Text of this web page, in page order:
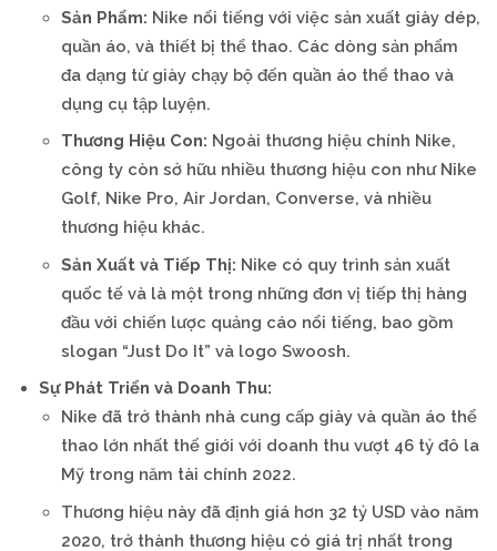
Sản Phẩm: Nike nổi tiếng với việc sản xuất giày dép,
quần áo, và thiết bị thể thao. Các dòng sản phẩm
đa dạng từ giày chạy bộ đến quần áo thể thao và
dụng cụ tập luyện.
Thương Hiệu Con: Ngoài thương hiệu chính Nike,
công ty còn sở hữu nhiều thương hiệu con như Nike
Golf, Nike Pro, Air Jordan, Converse, và nhiều
thương hiệu khác.
Sản Xuất và Tiếp Thị: Nike có quy trình sản xuất
quốc tế và là một trong những đơn vị tiếp thị hàng
đầu với chiến lược quảng cáo nổi tiếng, bao gồm
slogan “Just Do It” và logo Swoosh.
Sự Phát Triển và Doanh Thu:
Nike đã trở thành nhà cung cấp giày và quần áo thể
thao lớn nhất thế giới với doanh thu vượt 46 tỷ đô la
Mỹ trong năm tài chính 2022.
Thương hiệu này đã định giá hơn 32 tỷ USD vào năm
2020, trở thành thương hiệu có giá trị nhất trong